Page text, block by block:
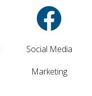
Social Media
Marketing